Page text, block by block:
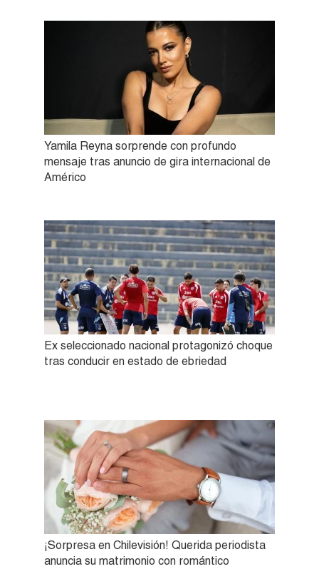
Yamila Reyna sorprende con profundo
mensaje tras anuncio de gira internacional de
Américo
Ex seleccionado nacional protagonizó choque
tras conducir en estado de ebriedad
¡Sorpresa en Chilevisión! Querida periodista
anuncia su matrimonio con romántico